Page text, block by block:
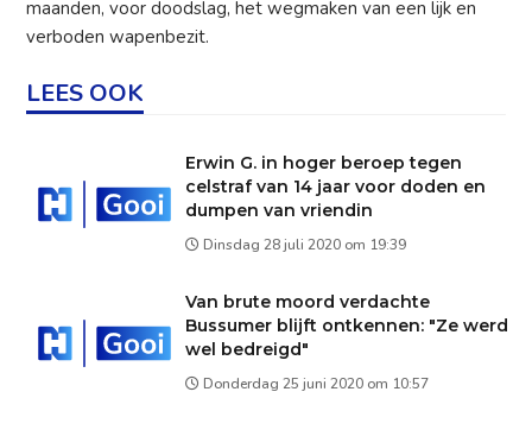
maanden, voor doodslag, het wegmaken van een lijk en
verboden wapenbezit.
LEES OOK
Erwin G. in hoger beroep tegen
celstraf van 14 jaar voor doden en
dumpen van vriendin
Dinsdag 28 juli 2020 om 19:39
Van brute moord verdachte
Bussumer blijft ontkennen: "Ze werd
wel bedreigd"
Donderdag 25 juni 2020 om 10:57